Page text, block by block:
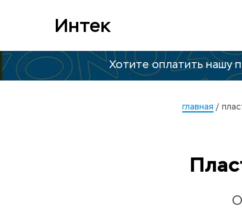
Интек
Хотите оплатить нашу
главная /